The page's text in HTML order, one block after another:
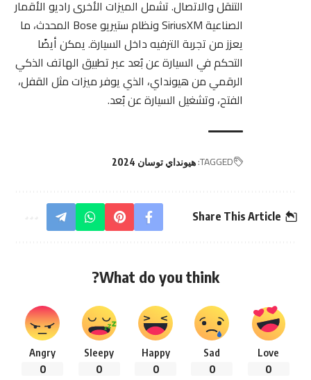
التنقل والاتصال. تشمل الميزات الأخرى راديو الأقمار
الصناعية SiriusXM ونظام ستيريو Bose المحدث، ما
يعزز من تجربة الترفيه داخل السيارة. يمكن أيضًا
التحكم في السيارة عن بُعد عبر تطبيق الهاتف الذكي
الرقمي من هيونداي، الذي يوفر ميزات مثل القفل،
الفتح، وتشغيل السيارة عن بُعد.
TAGGED: هيونداي توسان 2024
Share This Article
What do you think?
Love
0
Sad
0
Happy
0
Sleepy
0
Angry
0